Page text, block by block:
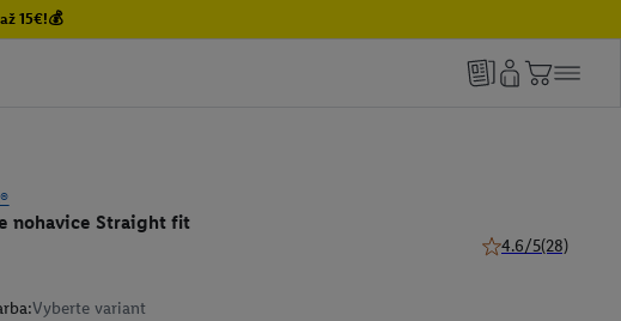
15€!💰
nohavice Straight fit
4.6/5(28)
Vyberte variant